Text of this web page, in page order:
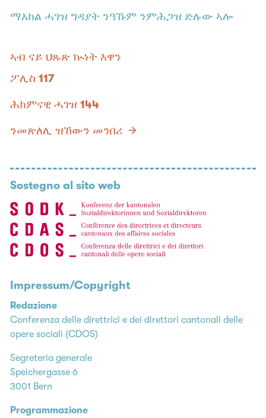
ማእከል ሓገዝ ግዳያት ንዓኹም ንምሕጋዝ ድሉው ኣሎ
ኣብ ናይ ህጹጽ ኲነት እዋን
ፖሊስ117
ሕክምናዊ ሓገዝ144
ንመጽለሊ ዝኸውን መንበሪ
Sostegno al sito web
Impressum/Copyright
Redazione
Conferenza delle direttrici e dei direttori cantonali delle
opere sociali (CDOS)
Segreteria generale
Speichergasse 6
3001 Bern
Programmazione